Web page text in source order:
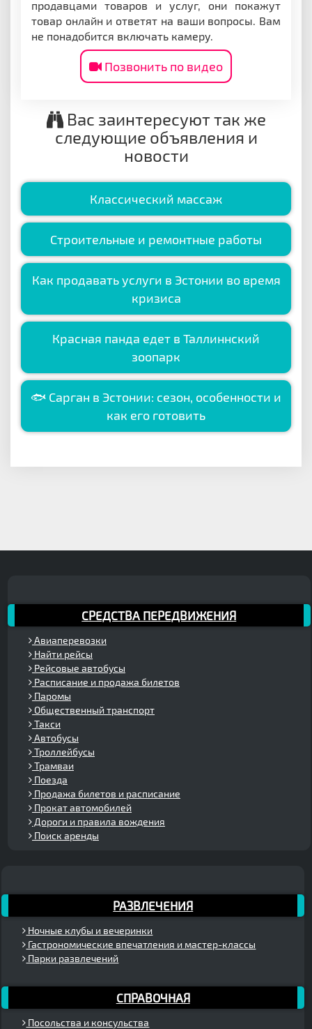
продавцами товаров и услуг, они покажут
товар онлайн и ответят на ваши вопросы. Вам
не понадобится включать камеру.
Позвонить по видео
Вас заинтересуют так же
следующие объявления и
новости
Классический массаж
Строительные и ремонтные работы
Как продавать услуги в Эстонии во время
кризиса
Красная панда едет в Таллиннский
зоопарк
🐟 Сарган в Эстонии: сезон, особенности и
как его готовить
СРЕДСТВА ПЕРЕДВИЖЕНИЯ
Авиаперевозки
Найти рейсы
Рейсовые автобусы
Расписание и продажа билетов
Паромы
Общественный транспорт
Такси
Автобусы
Троллейбусы
Трамваи
Поезда
Продажа билетов и расписание
Прокат автомобилей
Дороги и правила вождения
Поиск аренды
РАЗВЛЕЧЕНИЯ
Ночные клубы и вечеринки
Гастрономические впечатления и мастер-классы
Парки развлечений
СПРАВОЧНАЯ
Посольства и консульства